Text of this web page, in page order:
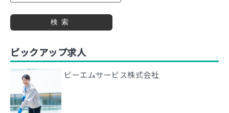
検索
ピックアップ求人
ビーエムサービス株式会社